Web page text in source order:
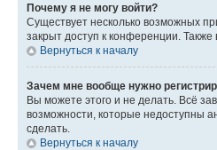
Почему я не могу войти?
Существует несколько возможных
закрыт доступ к конференции.
Вернуться к началу
Зачем мне вообще нужно
Вы можете этого и не делать. Всё
возможности, которые недоступны
сделать.
Вернуться к началу